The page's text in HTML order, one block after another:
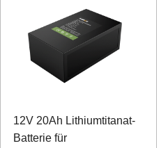
12V 20Ah Lithiumtitanat-
Batterie für